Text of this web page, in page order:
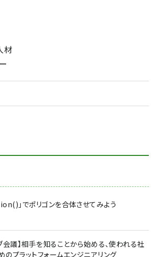
材
」でポリゴンを合体させてみよう
会議】相手を知ることから始める、使われる社
プラットフォームエンジニアリング